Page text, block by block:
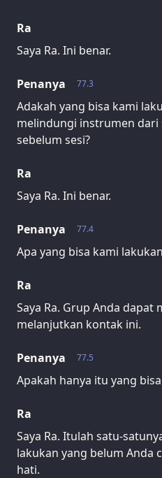
Ra
Saya Ra. Ini benar.
77.3
Penanya
Adakah yang bisa kami
melindungi instrumen dari
sebelum sesi?
Ra
Saya Ra. Ini benar.
77.4
Penanya
Apa yang bisa kami
Ra
Saya Ra. Grup Anda
melanjutkan kontak ini.
77.5
Penanya
Apakah hanya itu yang
Ra
Saya Ra. Itulah satu-
lakukan yang belum Anda
hati.